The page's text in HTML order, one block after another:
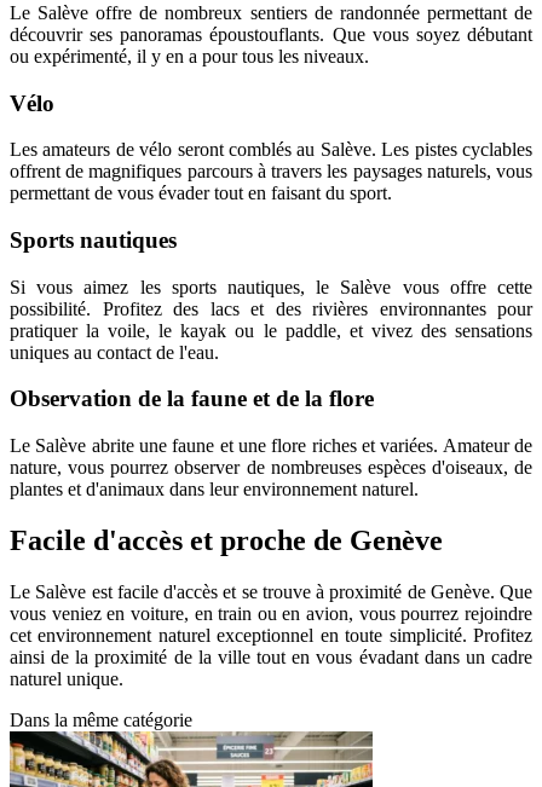
Le Salève offre de nombreux sentiers de randonnée permettant de
découvrir ses panoramas époustouflants. Que vous soyez débutant
ou expérimenté, il y en a pour tous les niveaux.
Vélo
Les amateurs de vélo seront comblés au Salève. Les pistes cyclables
offrent de magnifiques parcours à travers les paysages naturels, vous
permettant de vous évader tout en faisant du sport.
Sports nautiques
Si vous aimez les sports nautiques, le Salève vous offre cette
possibilité. Profitez des lacs et des rivières environnantes pour
pratiquer la voile, le kayak ou le paddle, et vivez des sensations
uniques au contact de l'eau.
Observation de la faune et de la flore
Le Salève abrite une faune et une flore riches et variées. Amateur de
nature, vous pourrez observer de nombreuses espèces d'oiseaux, de
plantes et d'animaux dans leur environnement naturel.
Facile d'accès et proche de Genève
Le Salève est facile d'accès et se trouve à proximité de Genève. Que
vous veniez en voiture, en train ou en avion, vous pourrez rejoindre
cet environnement naturel exceptionnel en toute simplicité. Profitez
ainsi de la proximité de la ville tout en vous évadant dans un cadre
naturel unique.
Dans la même catégorie